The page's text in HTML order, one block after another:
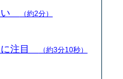
い （約2分）
に注目 （約3分10秒）